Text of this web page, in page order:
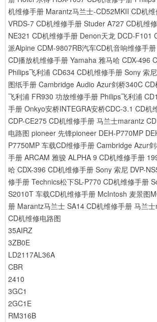
机维修手册 Marantz马兰士-CD52MKII CD机
VRDS-7 CD机维修手册 Studer A727 CD机维
NE321 CD机维修手册 Denon天龙 DCD-F101
派Alpine CDM-9807RB汽车CD机音响维修手册
CD播放机维修手册 Yamaha 雅马哈 CDX-496
Philips飞利浦 CD634 CD机维修手册 Sony 索
图纸手册 Cambridge Audio Azur剑桥340C
飞利浦 FR930 功放维修手册 Philips飞利浦
手册 Onkyo安桥INTEGRA安桥CDC-3.1 CD机
CDP-CE275 CD机维修手册 马兰士marantz
电路图 pioneer 先锋pioneer DEH-P770MP
P7750MP 车载CD维修手册 Cambridge Azur
手册 ARCAM 雅骏 ALPHA 9 CD机维修手册
哈 CDX-396 CD机维修手册 Sony 索尼 DVP-
修手册 Technics松下SL-P770 CD机维修手册
S2010T 车载CD机维修手册 McIntosh 麦景图
册 Marantz马兰士 SA14 CD机维修手册 马兰
CD机维修电路图
35AIRZ
3ZB0E
LD2117AL36A
CBR
2410
3GC1
2GC1E
RM316B